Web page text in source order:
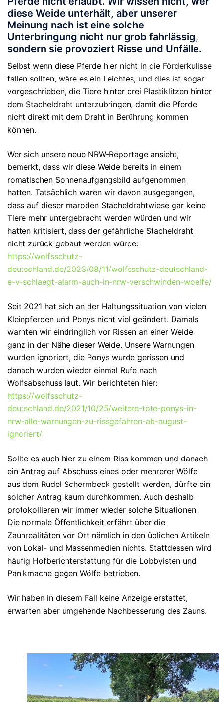
diese Weide unterhält, aber unserer
Meinung nach ist eine solche
Unterbringung nicht nur grob fahrlässig,
sondern sie provoziert Risse und Unfälle.
Selbst wenn diese Pferde hier nicht in die Förderkulisse
fallen sollten, wäre es ein Leichtes, und dies ist sogar
vorgeschrieben, die Tiere hinter drei Plastiklitzen hinter
dem Stacheldraht unterzubringen, damit die Pferde
nicht direkt mit dem Draht in Berührung kommen
können.
Wer sich unsere neue NRW-Reportage ansieht,
bemerkt, dass wir diese Weide bereits in einem
romatischen Sonnenaufgangsbild aufgenommen
hatten. Tatsächlich waren wir davon ausgegangen,
dass auf dieser maroden Stacheldrahtwiese gar keine
Tiere mehr untergebracht werden würden und wir
hatten kritisiert, dass der gefährliche Stacheldraht
nicht zurück gebaut werden würde:
https://wolfsschutz-
deutschland.de/2023/08/11/wolfsschutz-deutschland-
e-v-schlaegt-alarm-auch-in-nrw-verschwinden-woelfe/
Seit 2021 hat sich an der Haltungssituation von vielen
Kleinpferden und Ponys nicht viel geändert. Damals
warnten wir eindringlich vor Rissen an einer Weide
ganz in der Nähe dieser Weide. Unsere Warnungen
wurden ignoriert, die Ponys wurde gerissen und
danach wurden wieder einmal Rufe nach
Wolfsabschuss laut. Wir berichteten hier:
https://wolfsschutz-
deutschland.de/2021/10/25/weitere-tote-ponys-in-
nrw-alle-warnungen-zu-rissgefahren-ab-august-
ignoriert/
Sollte es auch hier zu einem Riss kommen und danach
ein Antrag auf Abschuss eines oder mehrerer Wölfe
aus dem Rudel Schermbeck gestellt werden, dürfte ein
solcher Antrag kaum durchkommen. Auch deshalb
protokollieren wir immer wieder solche Situationen.
Die normale Öffentlichkeit erfährt über die
Zaunrealitäten vor Ort nämlich in den üblichen Artikeln
von Lokal- und Massenmedien nichts. Stattdessen wird
häufig Hofberichterstattung für die Lobbyisten und
Panikmache gegen Wölfe betrieben.
Wir haben in diesem Fall keine Anzeige erstattet,
erwarten aber umgehende Nachbesserung des Zauns.